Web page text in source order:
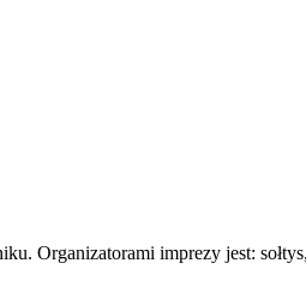
Organizatorami imprezy jest: